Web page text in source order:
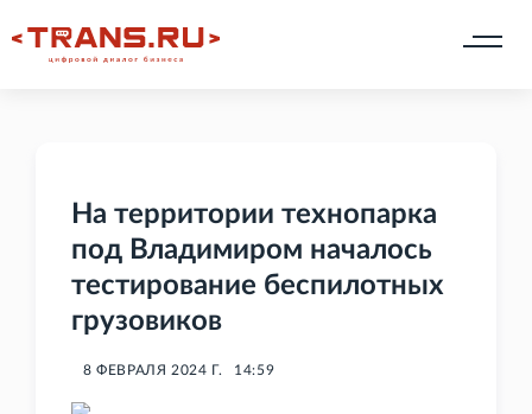
На территории технопарка
под Владимиром началось
тестирование беспилотных
грузовиков
8 ФЕВРАЛЯ 2024 Г. 14:59